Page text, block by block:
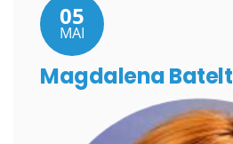
05
MAI
Magdalena Batelt